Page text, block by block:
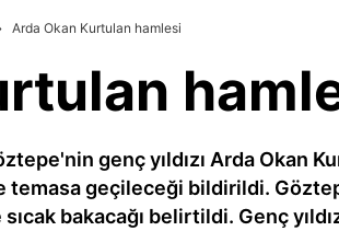
Arda Okan Kurtulan hamlesi
genç yıldızı Arda Okan
temasa geçileceği bildirildi.
bakacağı belirtildi. Genç